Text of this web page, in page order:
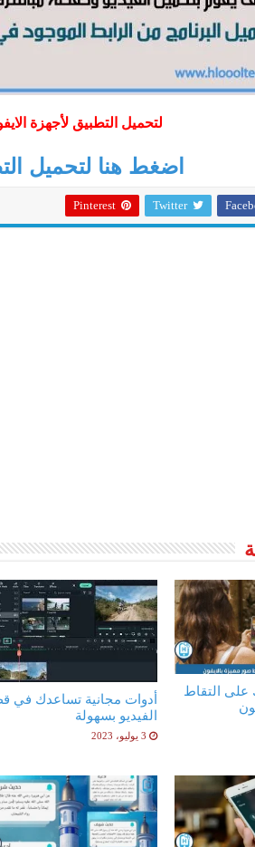
لتحميل التطبيق لأجهزة
اضغط هنا لتحميل
Twitter
Pinterest
التقاط
أدوات مجانية تساعدك في
الفيديو بسهولة
3 يوليو، 2023